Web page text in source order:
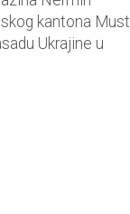
kantona
Ukrajine u